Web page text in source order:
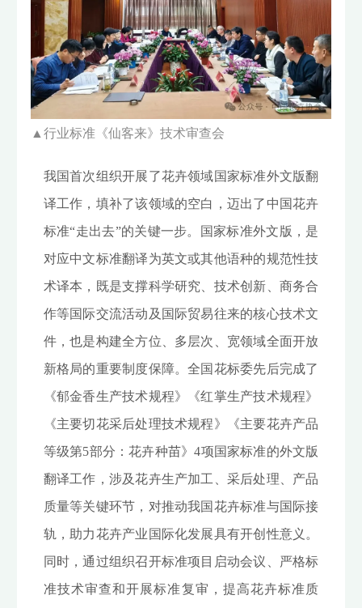
▲ 行业标准《仙客来》技术审查会
我国首次组织开展了花卉领域国家标准外文版翻
译工作，填补了该领域的空白，迈出了中国花卉
标准“走出去”的关键一步。国家标准外文版，是
对应中文标准翻译为英文或其他语种的规范性技
术译本，既是支撑科学研究、技术创新、商务合
作等国际交流活动及国际贸易往来的核心技术文
件，也是构建全方位、多层次、宽领域全面开放
新格局的重要制度保障。全国花标委先后完成了
《郁金香生产技术规程》《红掌生产技术规程》
《主要切花采后处理技术规程》《主要花卉产品
等级第5部分：花卉种苗》4项国家标准的外文版
翻译工作，涉及花卉生产加工、采后处理、产品
质量等关键环节，对推动我国花卉标准与国际接
轨，助力花卉产业国际化发展具有开创性意义。
同时，通过组织召开标准项目启动会议、严格标
准技术审查和开展标准复审，提高花卉标准质